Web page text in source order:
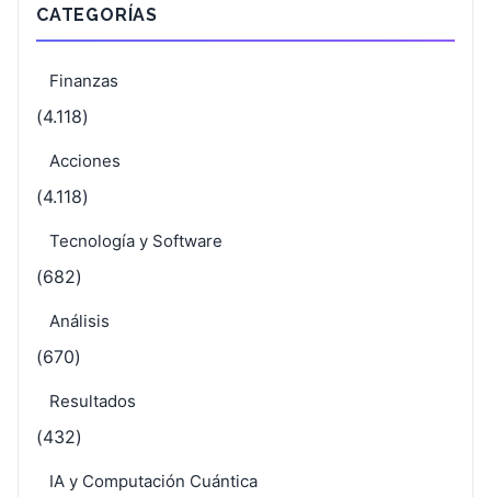
CATEGORÍAS
Finanzas
(4.118)
Acciones
(4.118)
Tecnología y Software
(682)
Análisis
(670)
Resultados
(432)
IA y Computación Cuántica